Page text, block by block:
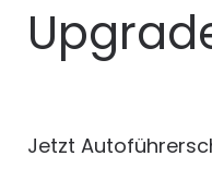
Jetzt